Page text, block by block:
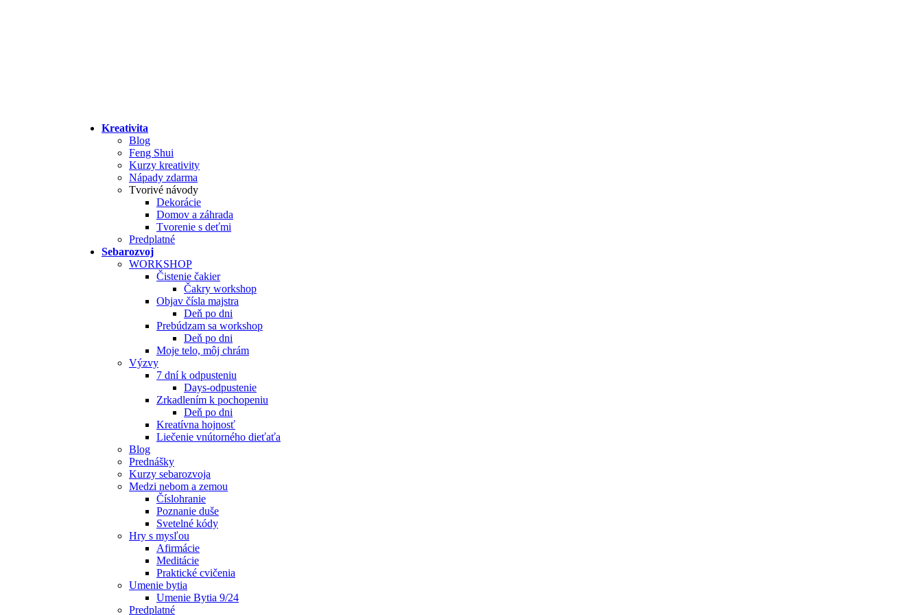
Kreativita
Blog
Feng Shui
Kurzy kreativity
Nápady zdarma
Tvorivé návody
Dekorácie
Domov a záhrada
Tvorenie s deťmi
Predplatné
Sebarozvoj
WORKSHOP
Čistenie čakier
Čakry workshop
Objav čísla majstra
Deň po dni
Prebúdzam sa workshop
Deň po dni
Moje telo, môj chrám
Výzvy
7 dní k odpusteniu
Days-odpustenie
Zrkadlením k pochopeniu
Deň po dni
Kreatívna hojnosť
Liečenie vnútorného dieťaťa
Blog
Prednášky
Kurzy sebarozvoja
Medzi nebom a zemou
Číslohranie
Poznanie duše
Svetelné kódy
Hry s mysľou
Afirmácie
Meditácie
Praktické cvičenia
Umenie bytia
Umenie Bytia 9/24
Predplatné